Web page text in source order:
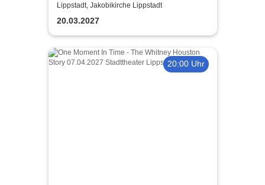
Lippstadt, Jakobikirche Lippstadt
20.03.2027
20:00 Uhr